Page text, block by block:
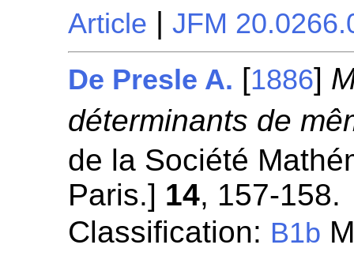
Article |JFM
De Presle A. [1886]
déterminants de
de la Société
Paris.] 14, 157-158.
Classification: B1b